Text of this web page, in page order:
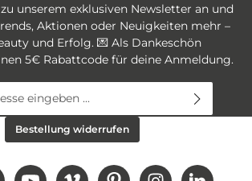
unserem exklusiven Newsletter an und
Aktionen oder Neuigkeiten mehr –
und Erfolg. 💌 Als Dankeschön
5€ Rabattcode für deine Anmeldung.
Datenschutzbestimmungen
und dieAGBgelesen und bin
reCAPTCHA geschützt und es gelten die
undNutzungsbedingungen
Bestellung widerrufen